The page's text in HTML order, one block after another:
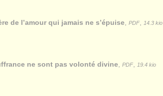
de l’amour qui jamais ne s’épuise, PDF, 14.3 kio
ne sont pas volonté divine, PDF, 19.4 kio